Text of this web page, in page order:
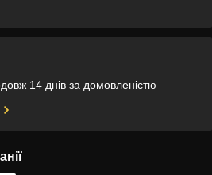
14 днів за домовленістю